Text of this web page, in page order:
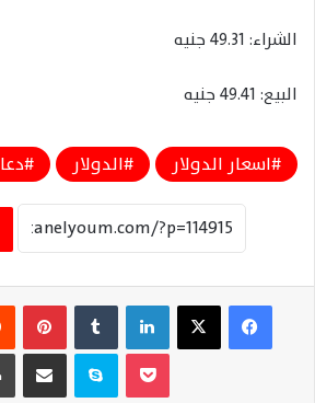
الشراء: 49.31 جنيه
البيع: 49.41 جنيه
اسعار الدولار الدولار
فيسبوك ‫X لينكدإن بينتيريست
سكايب مشاركة عبر البريد